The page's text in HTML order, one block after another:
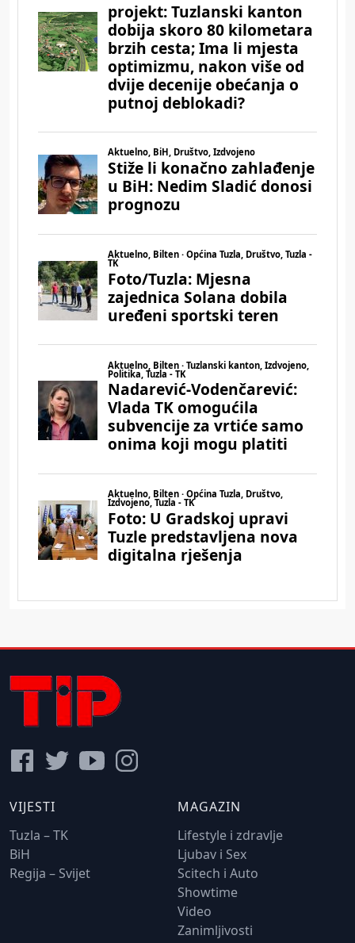
VIJESTI
Tuzla – TK
BiH
Regija – Svijet
MAGAZIN
Lifestyle i zdravlje
Ljubav i Sex
Scitech i Auto
Showtime
Video
Zanimljivosti